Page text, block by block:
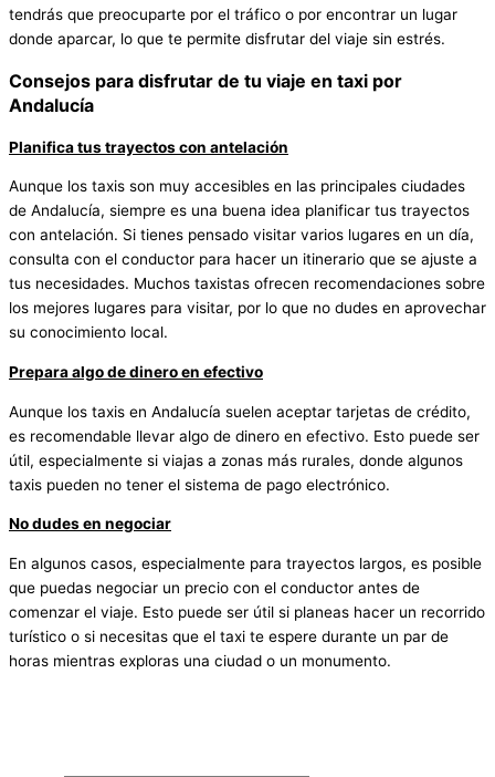
tendrás que preocuparte por el tráfico o por encontrar un lugar
donde aparcar, lo que te permite disfrutar del viaje sin estrés.
Consejos para disfrutar de tu viaje en taxi por
Andalucía
Planifica tus trayectos con antelación
Aunque los taxis son muy accesibles en las principales ciudades
de Andalucía, siempre es una buena idea planificar tus trayectos
con antelación. Si tienes pensado visitar varios lugares en un día,
consulta con el conductor para hacer un itinerario que se ajuste a
tus necesidades. Muchos taxistas ofrecen recomendaciones sobre
los mejores lugares para visitar, por lo que no dudes en aprovechar
su conocimiento local.
Prepara algo de dinero en efectivo
Aunque los taxis en Andalucía suelen aceptar tarjetas de crédito,
es recomendable llevar algo de dinero en efectivo. Esto puede ser
útil, especialmente si viajas a zonas más rurales, donde algunos
taxis pueden no tener el sistema de pago electrónico.
No dudes en negociar
En algunos casos, especialmente para trayectos largos, es posible
que puedas negociar un precio con el conductor antes de
comenzar el viaje. Esto puede ser útil si planeas hacer un recorrido
turístico o si necesitas que el taxi te espere durante un par de
horas mientras exploras una ciudad o un monumento.